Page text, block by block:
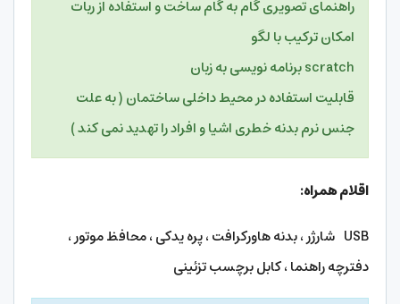
راهنمای تصویری گام به گام ساخت و استفاده از ربات
امکان ترکیب با لگو
scratch برنامه نویسی به زبان
قابلیت استفاده در محیط داخلی ساختمان ( به علت
جنس نرم بدنه خطری اشیا و افراد را تهدید نمی کند )
اقلام همراه:
USB شارژر ، بدنه هاورکرافت ، پره یدکی ، محافظ موتور ،
دفترچه راهنما ، کابل برچسب تزئینی